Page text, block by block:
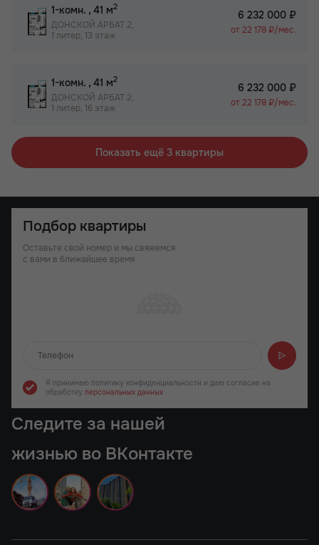
1-комн. , 41 м2
ДОНСКОЙ АРБАТ 2,
1 литер, 13 этаж
6 232 000 ₽
от 22 178 ₽/мес.
1-комн. , 41 м2
ДОНСКОЙ АРБАТ 2,
1 литер, 16 этаж
6 232 000 ₽
от 22 178 ₽/мес.
Показать ещё 3 квартиры
Подбор квартиры
Оставьте свой номер и мы свяжемся
с вами в ближайшее время
Я принимаю политику конфиденциальности и даю согласие на
обработку персональных данных
Следите за нашей
жизнью во ВКонтакте